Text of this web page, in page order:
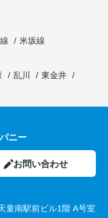
米坂線
乱川
東金井
ニー
お問い合わせ
童南駅前ビル1階 A号室